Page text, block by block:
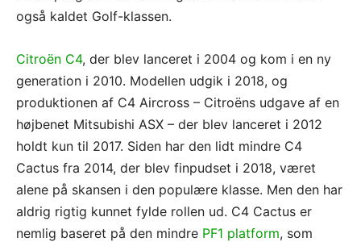
også kaldet Golf-klassen.
Citroën C4, der blev lanceret i 2004 og kom i en ny
generation i 2010. Modellen udgik i 2018, og
produktionen af C4 Aircross – Citroëns udgave af en
højbenet Mitsubishi ASX – der blev lanceret i 2012
holdt kun til 2017. Siden har den lidt mindre C4
Cactus fra 2014, der blev finpudset i 2018, været
alene på skansen i den populære klasse. Men den har
aldrig rigtig kunnet fylde rollen ud. C4 Cactus er
nemlig baseret på den mindre PF1 platform, som